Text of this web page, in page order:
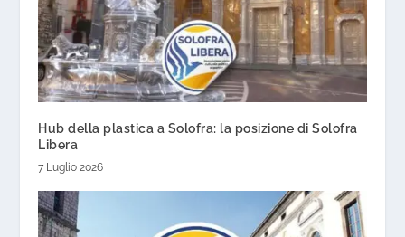
Hub della plastica a Solofra: la posizione di Solofra
Libera
7 Luglio 2026